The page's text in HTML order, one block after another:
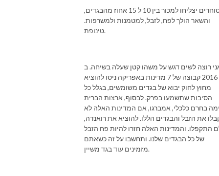
הסוחרים יצליחו למכור בין 10 ל 15 אחוז מהבגדים,
והשאר הולך לפח, לזבל, למטמנות ולמשרפות.
טינופת.
רוצה לשים דגש על משהו קטן שעלה בשיחה. ב
2016 קבוצה של 7 מדינות באפריקה ניסו להוציא
מחוץ לחוק יבוא של בגדים משומשים, בגלל כל
הסיבות שתשמעו בפרק. לבסוף, ארצות הברית
בחרם כלכלי, אמברגו, אם המדינות האלה לא
את הזבל והבגדים הללו. להוציא את רואנדה,
התקפלו. והמדינות האלה חזרו להיות פח הזבל
של כל הבגדים שלנו. ותחשבו על זה כשאתם
מזמינים עוד בגד משיין.